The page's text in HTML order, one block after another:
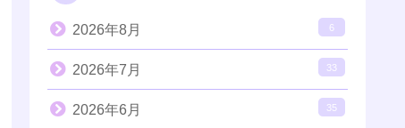
2026年8月 6
2026年7月 33
2026年6月 35